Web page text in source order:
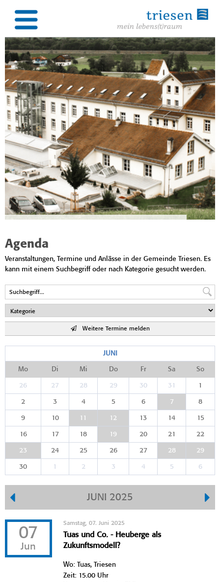
Agenda
Veranstaltungen, Termine und Anlässe in der Gemeinde Triesen. Es
kann mit einem Suchbegriff oder nach Kategorie gesucht werden.
Weitere Termine melden
JUNI
Mo Di Mi Do Fr Sa So
26 27 28 29 30 31 1
2 3 4 5 6 7 8
9 10 11 12 13 14 15
16 17 18 19 20 21 22
23 24 25 26 27 28 29
30 1 2 3 4 5 6
JUNI 2025
07
Jun
Samstag, 07. Juni 2025
Tuas und Co. - Heuberge als
Zukunftsmodell?
Wo: Tuas, Triesen
Zeit: 15.00 Uhr